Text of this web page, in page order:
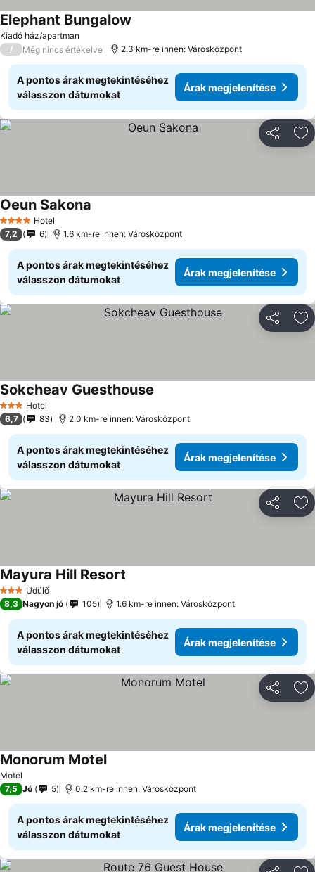
Kiadó ház/apartman
Elephant Bungalow
/ Még nincs értékelve 2.3 km-re innen: Városközpont
A pontos árak megtekintéséhez
válasszon dátumokat
Árak megjelenítése
4 KategóriaHotel
Oeun Sakona
7,2 6 1.6 km-re innen: Városközpont
A pontos árak megtekintéséhez
válasszon dátumokat
Árak megjelenítése
3 Kategória
Hotel
Sokcheav Guesthouse
6,7 83 2.0 km-re innen: Városközpont
A pontos árak megtekintéséhez
válasszon dátumokat
Árak megjelenítése
3 Kategória
Üdülő
Mayura Hill Resort
8,3 Nagyon jó 105 1.6 km-re innen: Városközpont
A pontos árak megtekintéséhez
válasszon dátumokat
Árak megjelenítése
Motel
Monorum Motel
7,5 Jó 5 0.2 km-re innen: Városközpont
A pontos árak megtekintéséhez
válasszon dátumokat
Árak megjelenítése